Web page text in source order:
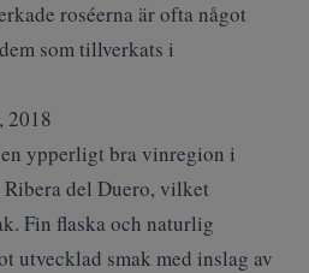
roséerna är ofta något
som tillverkats i
2018
ypperligt bra vinregion i
del Duero, vilket
Fin flaska och naturlig
utvecklad smak med inslag av